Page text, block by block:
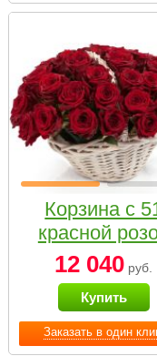
Заказать в один
Корзина с
красной
12 040 руб.
Купить